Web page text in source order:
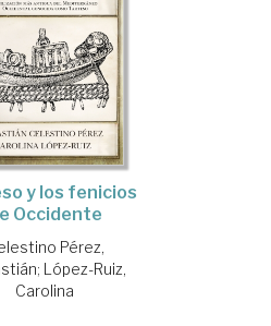
y los fenicios
Occidente
Pérez,
; López-Ruiz,
Carolina